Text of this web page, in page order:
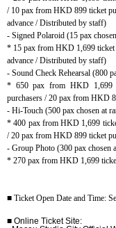
/ 10 pax from HKD 899 ticket
advance / Distributed by staff)
- Signed Polaroid (15 pax
* 15 pax from HKD 1,699 ticket
advance / Distributed by staff)
- Sound Check Rehearsal (800
* 650 pax from HKD 1,699
purchasers / 20 pax from HKD
- Hi-Touch (500 pax chosen at
* 400 pax from HKD 1,699
/ 20 pax from HKD 899 ticket
- Group Photo (300 pax chosen
* 270 pax from HKD 1,699
■ Ticket Open Date and Time:
■ Online Ticket Site: